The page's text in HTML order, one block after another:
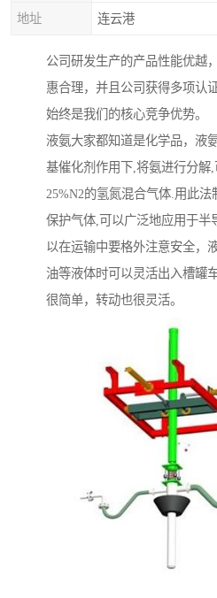
地址 连云港
公司研发生产的产品性能优越
惠合理，并且公司获得多项认
始终是我们的核心竞争优势。
液氨大家都知道是化学品，液
基催化剂作用下,将氨进行分解,
25%N2的氢氮混合气体.用此
保护气体,可以广泛地应用于半
以在运输中要格外注意安全，
油等液体时可以灵活出入槽罐
很简单，转动也很灵活。